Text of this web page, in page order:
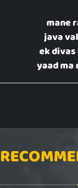
mane
java
ek
yaad ma